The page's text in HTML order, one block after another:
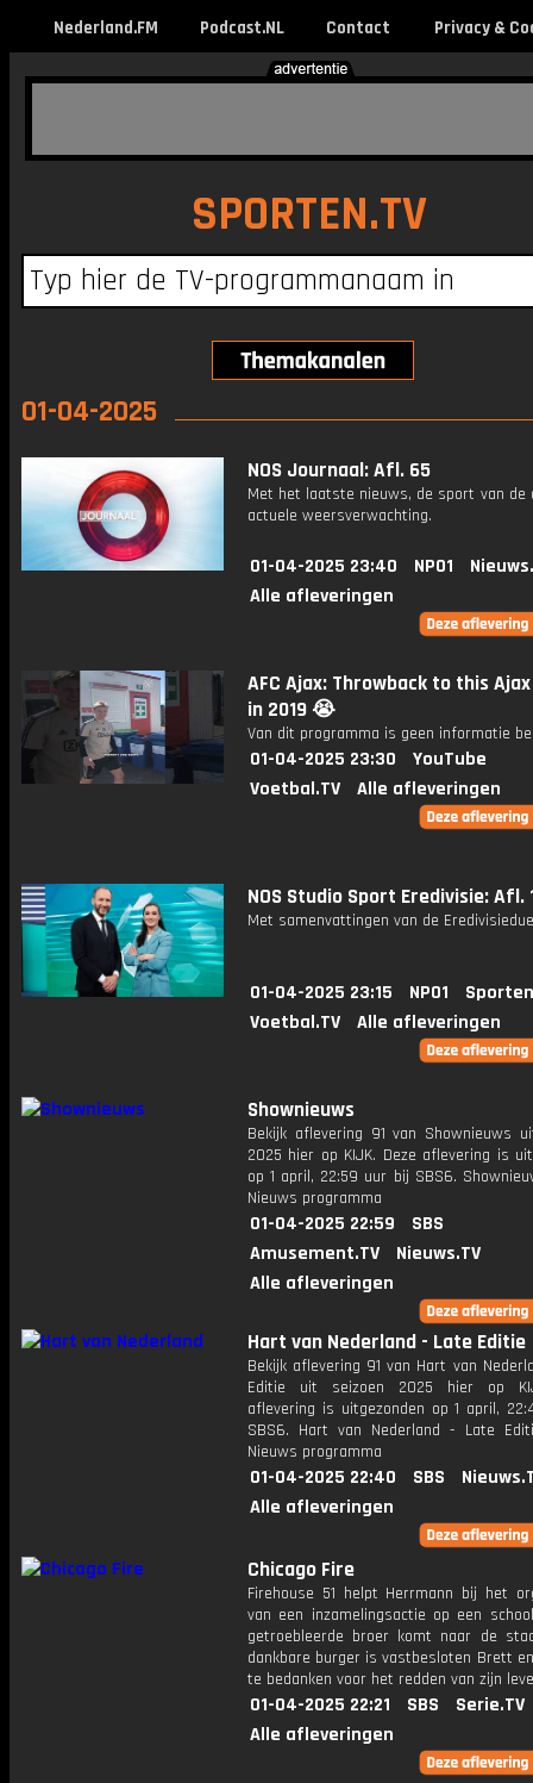
Nederland.FM Podcast.NL Contact Privacy &
SPORTEN.TV
01-04-2025
NOS Journaal: Afl. 65
Met het laatste nieuws, de sport van de
actuele weersverwachting.
01-04-2025 23:40 NPO1
Alle afleveringen
AFC Ajax: Throwback to this
in 2019 😭
Van dit programma is geen informatie
01-04-2025 23:30
YouTube
Voetbal.TV
Alle afleveringen
NOS Studio Sport Eredivisie: Afl.
Met samenvattingen van de
01-04-2025 23:15 NPO1
Voetbal.TV
Alle afleveringen
Shownieuws
Bekijk aflevering 91 van Shownieuws
2025 hier op KIJK. Deze aflevering is
op 1 april, 22:59 uur bij SBS6.
Nieuws programma
01-04-2025 22:59
SBS
Amusement.TV
Nieuws.TV
Alle afleveringen
Hart van Nederland - Late Editie
Bekijk aflevering 91 van Hart van
Editie uit seizoen 2025 hier op
aflevering is uitgezonden op 1 april,
SBS6. Hart van Nederland - Late
Nieuws programma
01-04-2025 22:40 SBS
Alle afleveringen
Chicago Fire
Firehouse 51 helpt Herrmann bij het
van een inzamelingsactie op een
getroebleerde broer komt naar de
dankbare burger is vastbesloten Brett
te bedanken voor het redden van zijn
01-04-2025 22:21 SBS
Serie.TV
Alle afleveringen